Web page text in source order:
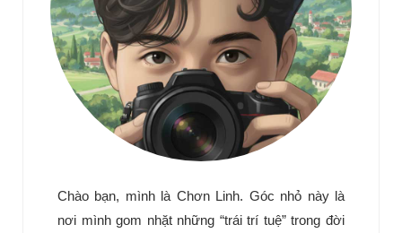
Chào bạn, mình là Chơn Linh. Góc nhỏ này là
nơi mình gom nhặt những “trái trí tuệ” trong đời